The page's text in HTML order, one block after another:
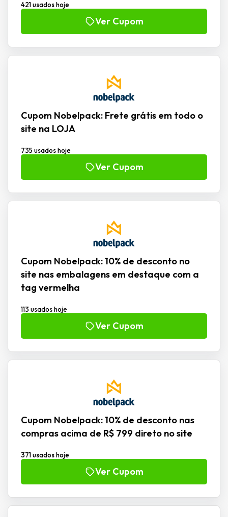
421 usados hoje
Ver Cupom
Cupom Nobelpack: Frete grátis em todo o
site na LOJA
735 usados hoje
Ver Cupom
Cupom Nobelpack: 10% de desconto no
site nas embalagens em destaque com a
tag vermelha
113 usados hoje
Ver Cupom
Cupom Nobelpack: 10% de desconto nas
compras acima de R$ 799 direto no site
371 usados hoje
Ver Cupom